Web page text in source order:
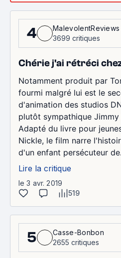
4
MalevolentReviews
3699 critiques
Chérie j'ai rétréci
Notamment produit par
fourmi malgré lui est le
d'animation des studios
plutôt sympathique Jimmy
Adapté du livre pour
Nickle, le film narre
d'un enfant persécuteur
Lire la critique
le 3 avr. 2019
519
5
Casse-Bonbon
2655 critiques